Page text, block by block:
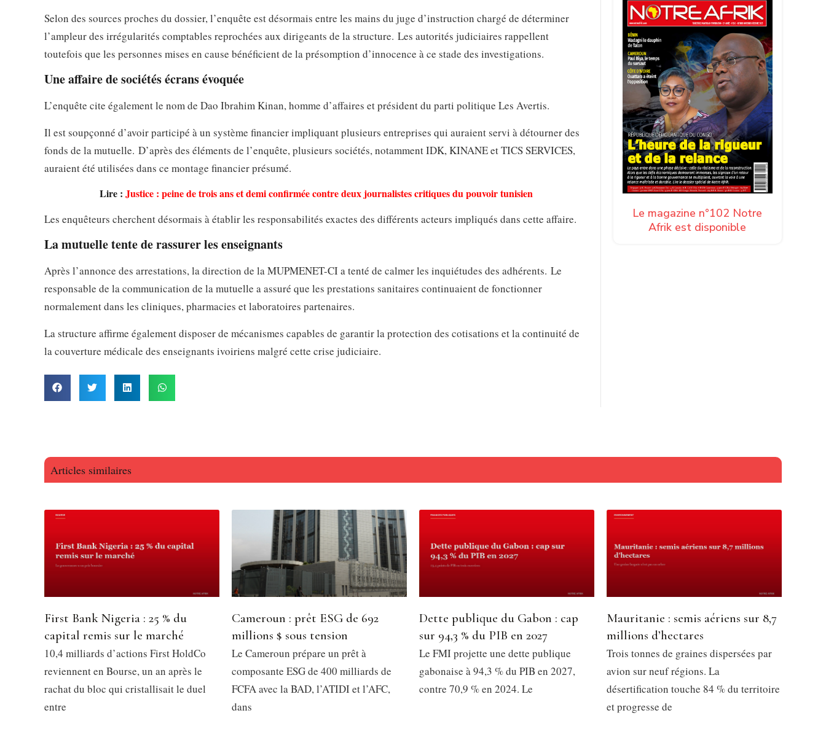
Selon des sources proches du dossier, l’enquête est désormais entre les mains du juge d’instruction chargé de déterminer
l’ampleur des irrégularités comptables reprochées aux dirigeants de la structure. Les autorités judiciaires rappellent
toutefois que les personnes mises en cause bénéficient de la présomption d’innocence à ce stade des investigations.
Une affaire de sociétés écrans évoquée
L’enquête cite également le nom de Dao Ibrahim Kinan, homme d’affaires et président du parti politique Les Avertis.
Il est soupçonné d’avoir participé à un système financier impliquant plusieurs entreprises qui auraient servi à détourner des
fonds de la mutuelle. D’après des éléments de l’enquête, plusieurs sociétés, notamment IDK, KINANE et TICS SERVICES,
auraient été utilisées dans ce montage financier présumé.
Lire : Justice : peine de trois ans et demi confirmée contre deux journalistes critiques du pouvoir tunisien
Les enquêteurs cherchent désormais à établir les responsabilités exactes des différents acteurs impliqués dans cette affaire.
La mutuelle tente de rassurer les enseignants
Après l’annonce des arrestations, la direction de la MUPMENET-CI a tenté de calmer les inquiétudes des adhérents. Le
responsable de la communication de la mutuelle a assuré que les prestations sanitaires continuaient de fonctionner
normalement dans les cliniques, pharmacies et laboratoires partenaires.
La structure affirme également disposer de mécanismes capables de garantir la protection des cotisations et la continuité de
la couverture médicale des enseignants ivoiriens malgré cette crise judiciaire.
Le magazine n°102 Notre
Afrik est disponible
Articles similaires
First Bank Nigeria : 25 % du
capital remis sur le marché
10,4 milliards d’actions First HoldCo
reviennent en Bourse, un an après le
rachat du bloc qui cristallisait le duel
entre
Cameroun : prêt ESG de 692
millions $ sous tension
Le Cameroun prépare un prêt à
composante ESG de 400 milliards de
FCFA avec la BAD, l’ATIDI et l’AFC,
dans
Dette publique du Gabon : cap
sur 94,3 % du PIB en 2027
Le FMI projette une dette publique
gabonaise à 94,3 % du PIB en 2027,
contre 70,9 % en 2024. Le
Mauritanie : semis aériens sur 8,7
millions d’hectares
Trois tonnes de graines dispersées par
avion sur neuf régions. La
désertification touche 84 % du territoire
et progresse de